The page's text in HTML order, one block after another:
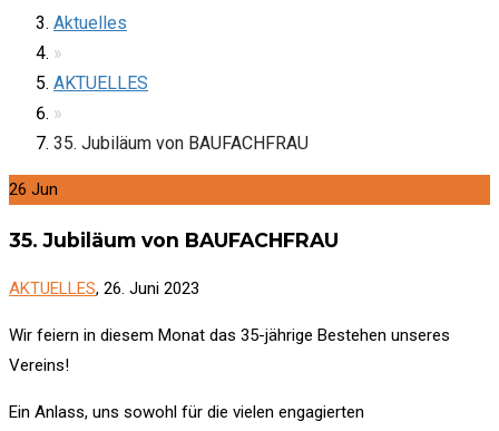
Aktuelles
»
AKTUELLES
»
35. Jubiläum von BAUFACHFRAU
26 Jun
35. Jubiläum von BAUFACHFRAU
AKTUELLES, 26. Juni 2023
Wir feiern in diesem Monat das 35-jährige Bestehen unseres
Vereins!
Ein Anlass, uns sowohl für die vielen engagierten